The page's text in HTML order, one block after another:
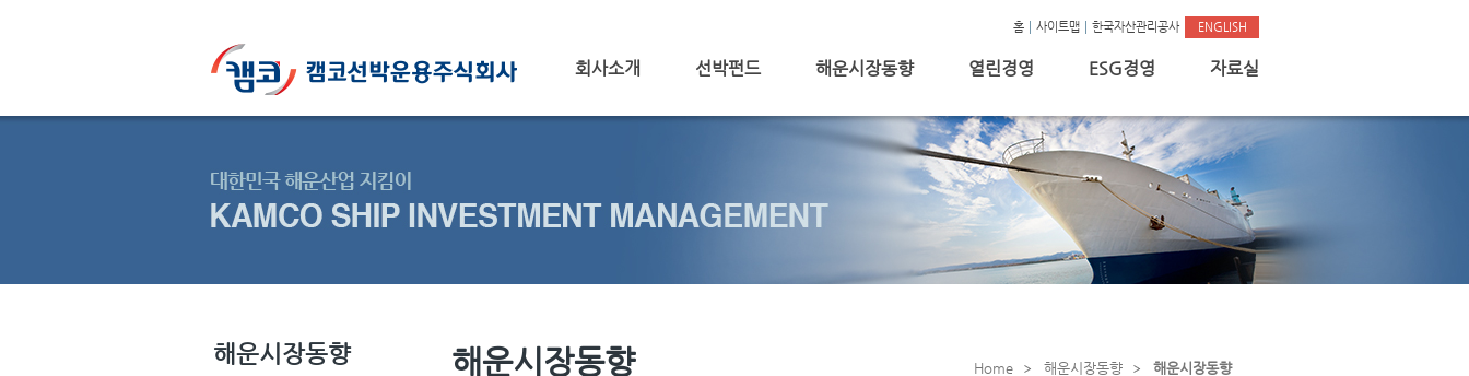
홈 사이트맵 한국자산관리공사 ENGLISH
회사소개 선박펀드 해운시장동향 열린경영 ESG경영 자료실
해운시장동향 해운시장동향 Home 해운시장동향 해운시장동향